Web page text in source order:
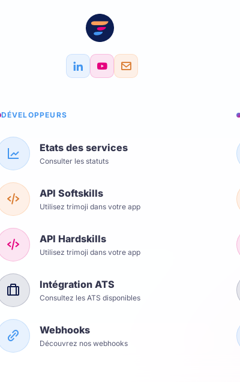
DÉVELOPPEURS
Etats des services
Consulter les statuts
API Softskills
Utilisez trimoji dans votre app
API Hardskills
Utilisez trimoji dans votre app
Intégration ATS
Consultez les ATS disponibles
Webhooks
Découvrez nos webhooks